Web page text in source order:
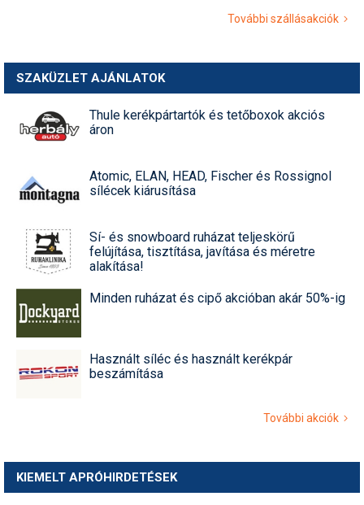
További szállásakciók
SZAKÜZLET AJÁNLATOK
Thule kerékpártartók és tetőboxok akciós
áron
Atomic, ELAN, HEAD, Fischer és Rossignol
sílécek kiárusítása
Sí- és snowboard ruházat teljeskörű
felújítása, tisztítása, javítása és méretre
alakítása!
Minden ruházat és cipő akcióban akár 50%-ig
Használt síléc és használt kerékpár
beszámítása
További akciók
KIEMELT APRÓHIRDETÉSEK